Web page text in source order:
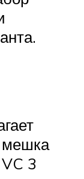
мешка
3